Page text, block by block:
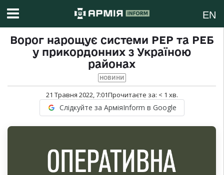
EN
Ворог нарощує системи РЕР та РЕБ
у прикордонних з Україною
районах
НОВИНИ
21 Травня 2022, 7:01Прочитаєте за: < 1 хв.
Слідкуйте за АрміяInform в Google